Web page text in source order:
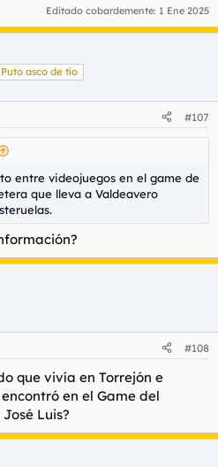
Editado cobardemente: 1 Ene 2025
Puto asco de tío
#107
entre videojuegos en el game de
que lleva a Valdeavero
#108
que vivía en Torrejón e
en el Game del
Luis?